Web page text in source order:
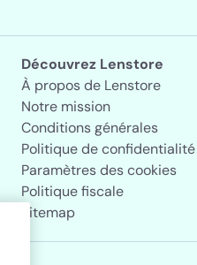
Découvrez Lenstore
À propos de Lenstore
Notre mission
Conditions générales
Politique de confidentialité
Paramètres des cookies
Politique fiscale
Sitemap